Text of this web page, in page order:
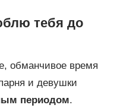
тебя до
обманчивое время
и девушки
периодом.